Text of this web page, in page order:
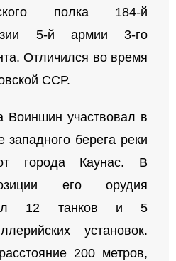
полка 184-й
5-й армии 3-го
Отличился во время
ССР.
Воиншин участвовал в
берега реки
города Каунас. В
его орудия
12 танков и 5
установок.
200 метров,